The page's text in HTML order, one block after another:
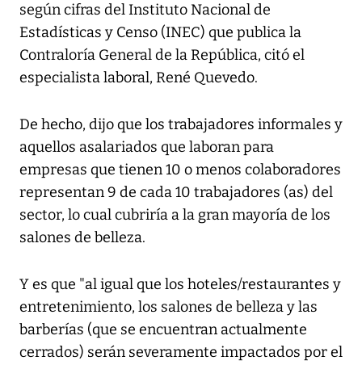
según cifras del Instituto Nacional de
Estadísticas y Censo (INEC) que publica la
Contraloría General de la República, citó el
especialista laboral, René Quevedo.
De hecho, dijo que los trabajadores informales y
aquellos asalariados que laboran para
empresas que tienen 10 o menos colaboradores
representan 9 de cada 10 trabajadores (as) del
sector, lo cual cubriría a la gran mayoría de los
salones de belleza.
Y es que "al igual que los hoteles/restaurantes y
entretenimiento, los salones de belleza y las
barberías (que se encuentran actualmente
cerrados) serán severamente impactados por el